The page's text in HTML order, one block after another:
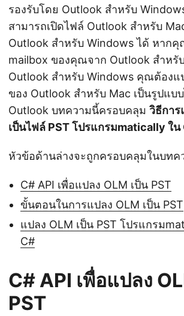
รองรับโดย Outlook สำหรับ
สามารถเปิดไฟล์ Outlook สำหรับ
Outlook สำหรับ Windows ได้ หากคุ
mailbox ของคุณจาก Outlook สำหรั
Outlook สำหรับ Windows คุณต้องแ
ของ Outlook สำหรับ Mac เป็นรูปแบ
Outlook บทความนี้ครอบคลุม วิธีการ
เป็นไฟล์ PST โปรแกรมmatically ใน
หัวข้อด้านล่างจะถูกครอบคลุมในบทค
C# API เพื่อแปลง OLM เป็น PST
ขั้นตอนในการแปลง OLM เป็น PST
แปลง OLM เป็น PST โปรแกรม
C#
C# API เพื่อแปลง
PST